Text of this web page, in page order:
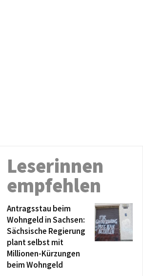
Leserinnen
empfehlen
Antragsstau beim
Wohngeld in Sachsen:
Sächsische Regierung
plant selbst mit
Millionen-Kürzungen
beim Wohngeld